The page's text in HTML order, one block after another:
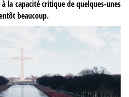
la capacité critique de quelques-unes
beaucoup.